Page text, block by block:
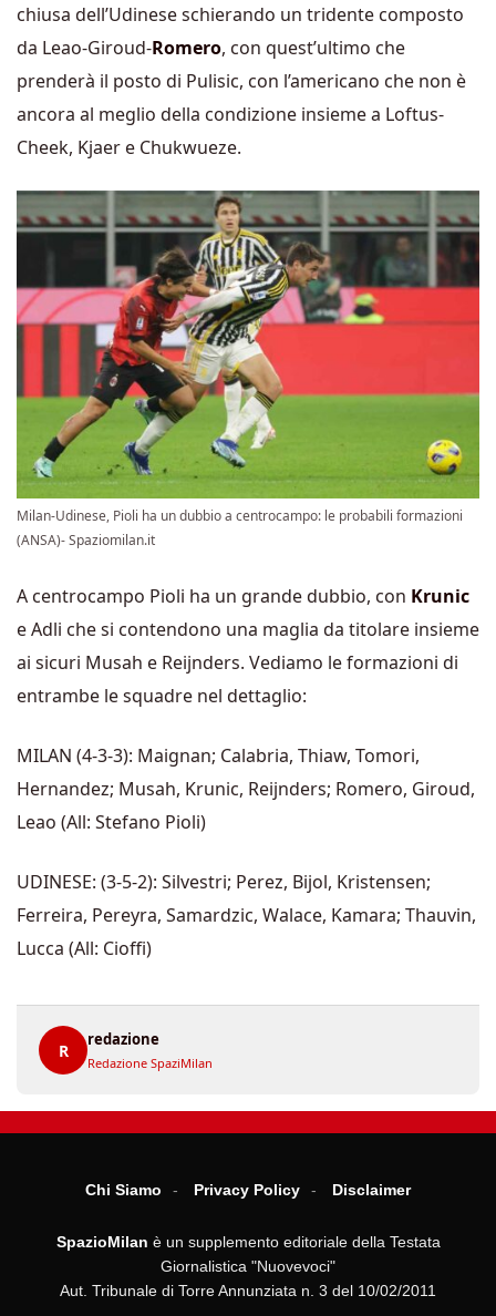
chiusa dell’Udinese schierando un tridente composto
da Leao-Giroud-Romero, con quest’ultimo che
prenderà il posto di Pulisic, con l’americano che non è
ancora al meglio della condizione insieme a Loftus-
Cheek, Kjaer e Chukwueze.
Milan-Udinese, Pioli ha un dubbio a centrocampo: le probabili formazioni
(ANSA)- Spaziomilan.it
A centrocampo Pioli ha un grande dubbio, con Krunic
e Adli che si contendono una maglia da titolare insieme
ai sicuri Musah e Reijnders. Vediamo le formazioni di
entrambe le squadre nel dettaglio:
MILAN (4-3-3): Maignan; Calabria, Thiaw, Tomori,
Hernandez; Musah, Krunic, Reijnders; Romero, Giroud,
Leao (All: Stefano Pioli)
UDINESE: (3-5-2): Silvestri; Perez, Bijol, Kristensen;
Ferreira, Pereyra, Samardzic, Walace, Kamara; Thauvin,
Lucca (All: Cioffi)
R
redazione
Redazione SpaziMilan
Chi Siamo Privacy Policy Disclaimer
SpazioMilan è un supplemento editoriale della Testata
Giornalistica "Nuovevoci"
Aut. Tribunale di Torre Annunziata n. 3 del 10/02/2011